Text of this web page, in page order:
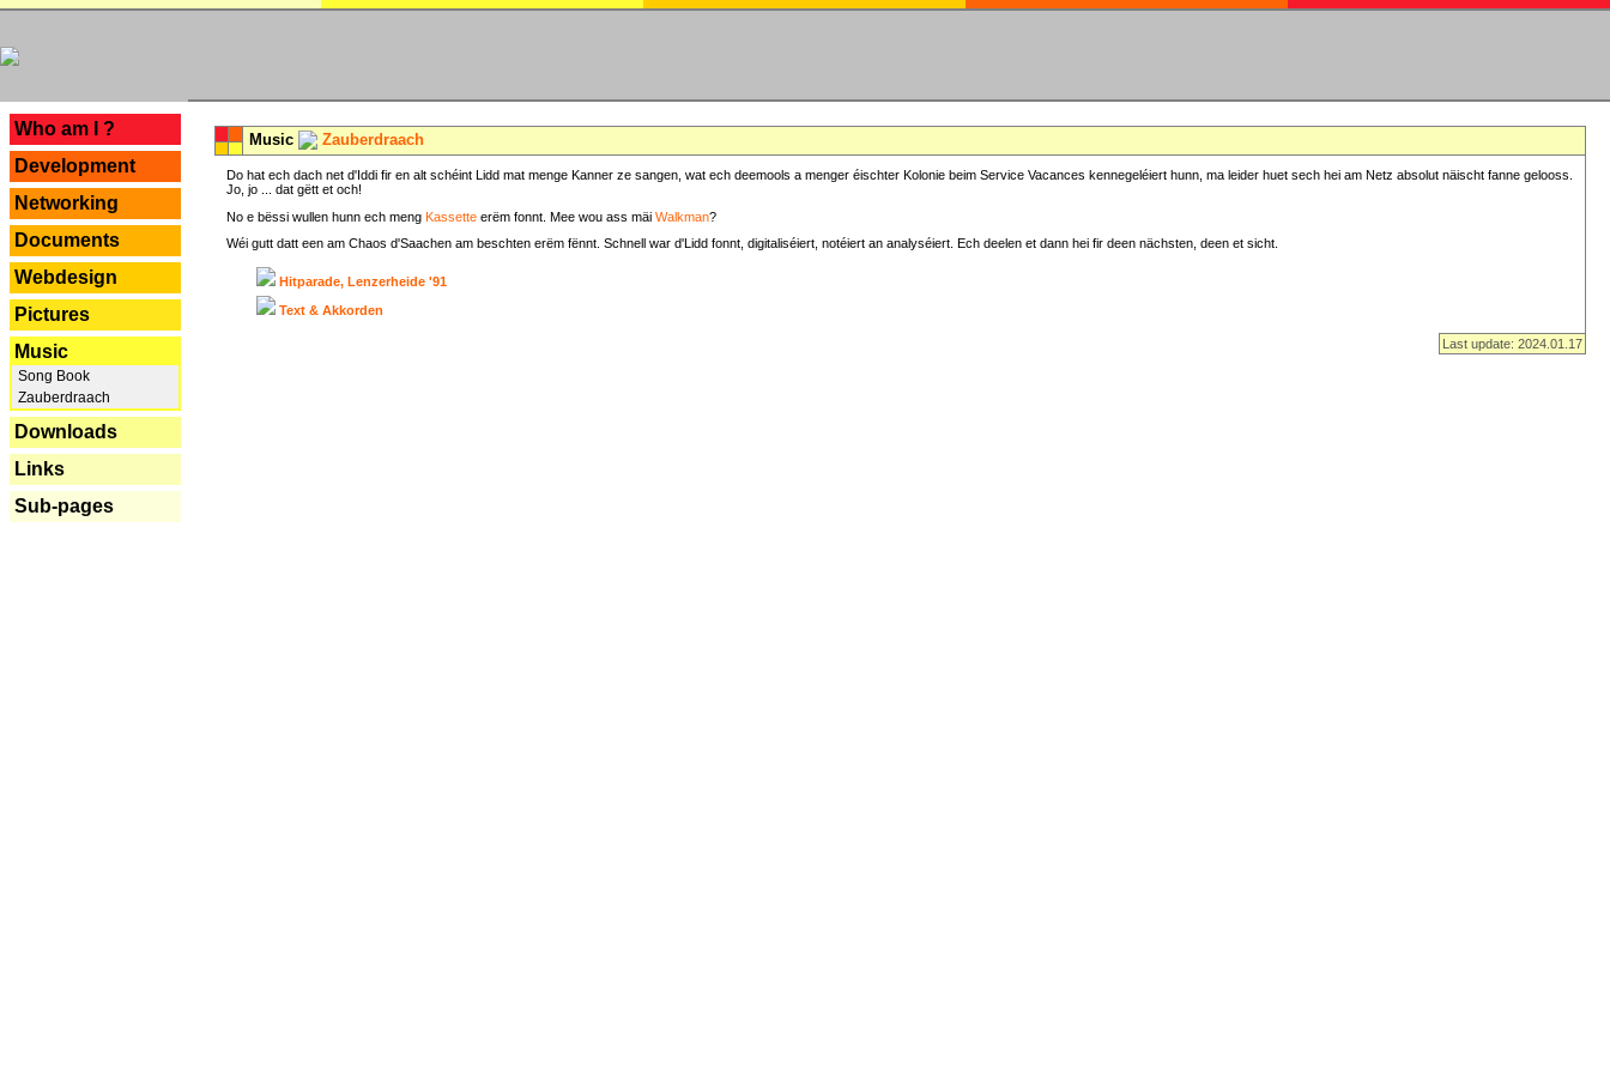
Who am I ?
Development
Networking
Documents
Webdesign
Pictures
Music
Song Book
Zauberdraach
Downloads
Links
Sub-pages
Music Zauberdraach
Do hat ech dach net d'Iddi fir en alt schéint Lidd mat menge Kanner ze sangen, wat ech deemools a menger éischter Kolonie beim Service Vacances kennegeléiert hunn, ma leider huet sech hei am Netz absolut näischt fanne gelooss.
Jo, jo ... dat gëtt et och!
No e bëssi wullen hunn ech meng Kassette erëm fonnt. Mee wou ass mäi Walkman?
Wéi gutt datt een am Chaos d'Saachen am beschten erëm fënnt. Schnell war d'Lidd fonnt, digitaliséiert, notéiert an analyséiert. Ech deelen et dann hei fir deen nächsten, deen et sicht.
Hitparade, Lenzerheide '91
Text & Akkorden
Last update: 2024.01.17